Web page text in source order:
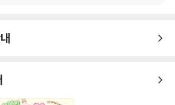
있다.
먹으며 복을 기원했음을 배운다. 그리고 김밥
견이 있지만, 오늘날 김밥은 이러한 문화가 일